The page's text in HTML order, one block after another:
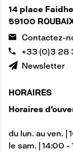
14 place
59100
Contactez-
+33 (0)3 28
Newsletter
HORAIRES
Horaires
du lun. au ven. |
le sam. | 14:00 -